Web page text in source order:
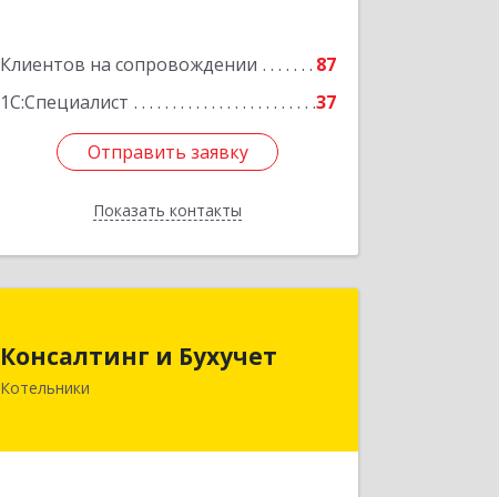
Клиентов на сопровождении
87
1С:Специалист
37
Отправить заявку
Показать контакты
Отправить заявку
Назад
Консалтинг и Бухучет
Котельники
140054, Московская обл, Котельники
г, Карьерная ул, дом № 13, пом.1
Подробнее